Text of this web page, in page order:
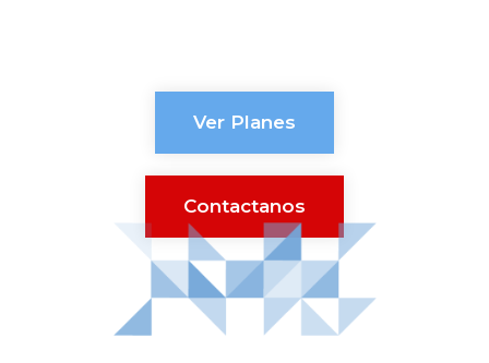
Ver Planes
Contactanos